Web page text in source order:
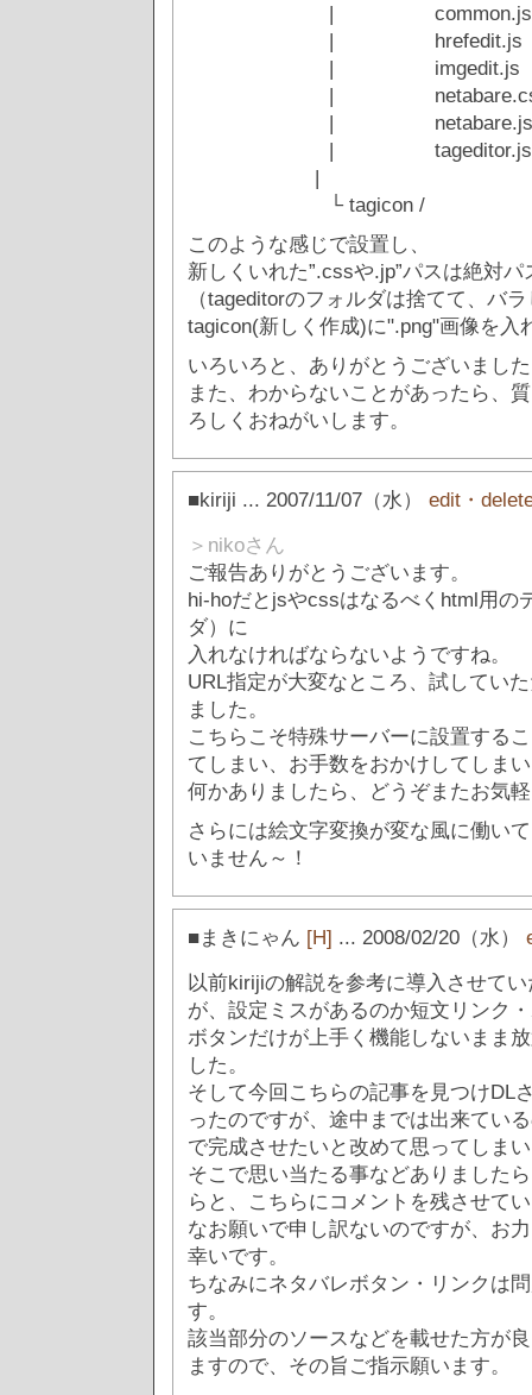
| common.js
| hrefedit.js
| imgedit.js
|
| netabare.js
| tageditor.js
|
└ tagicon /
このような感じで設置し、
新しくいれた”.cssや.jp”パスは絶対パ
（tageditorのフォルダは捨てて、バ
tagicon(新しく作成)に".png"画像を入
いろいろと、ありがとうございまし
また、わからないことがあったら、
ろしくおねがいします。
■kiriji ... 2007/11/07（水） edit・
＞nikoさん
ご報告ありがとうございます。
hi-hoだとjsやcssはなるべくhtml用の
ダ）に
入れなければならないようですね。
URL指定が大変なところ、試してい
ました。
こちらこそ特殊サーバーに設置する
てしまい、お手数をおかけしてしま
何かありましたら、どうぞまたお気
さらには絵文字変換が変な風に働い
いません～！
■まきにゃん [H] ... 2008/02/20（水）
以前kirijiの解説を参考に導入させて
が、設定ミスがあるのか短文リンク
ボタンだけが上手く機能しないまま
した。
そして今回こちらの記事を見つけDL
ったのですが、途中までは出来てい
で完成させたいと改めて思ってしま
そこで思い当たる事などありました
らと、こちらにコメントを残させて
なお願いで申し訳ないのですが、お
幸いです。
ちなみにネタバレボタン・リンクは
す。
該当部分のソースなどを載せた方が
ますので、その旨ご指示願います。